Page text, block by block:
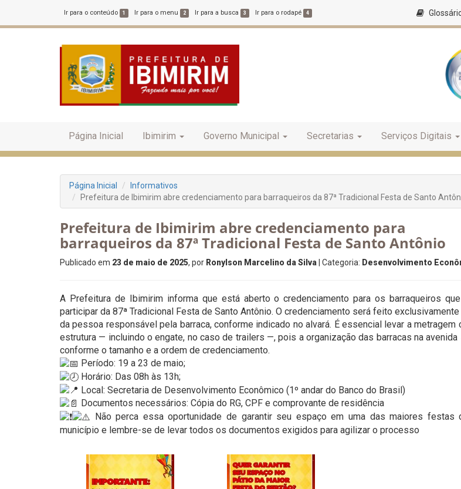
Ir para o conteúdo 1 Ir para o menu 2 Ir para a busca 3 Ir para o rodapé 4
Página Inicial Ibimirim Governo Municipal Secretarias Serviços Digitais
Página Inicial
Informativos
Prefeitura de Ibimirim abre credenciamento para barraqueiros da 87ª Tradicional Festa de Santo
Prefeitura de Ibimirim abre credenciamento para
barraqueiros da 87ª Tradicional Festa de Santo Antônio
Publicado em 23 de maio de 2025, por Ronylson Marcelino da Silva | Categoria: Desenvolvimento
A Prefeitura de Ibimirim informa que está aberto o credenciamento para os barraqueiros
participar da 87ª Tradicional Festa de Santo Antônio. O credenciamento será feito
da pessoa responsável pela barraca, conforme indicado no alvará. É essencial levar a metragem
estrutura — incluindo o engate, no caso de trailers —, pois a organização das barracas na
conforme o tamanho e a ordem de credenciamento.
Período: 19 a 23 de maio;
Horário: Das 08h às 13h;
Local: Secretaria de Desenvolvimento Econômico (1º andar do Banco do Brasil)
Documentos necessários: Cópia do RG, CPF e comprovante de residência
Não perca essa oportunidade de garantir seu espaço em uma das maiores festas
município e lembre-se de levar todos os documentos exigidos para agilizar o processo